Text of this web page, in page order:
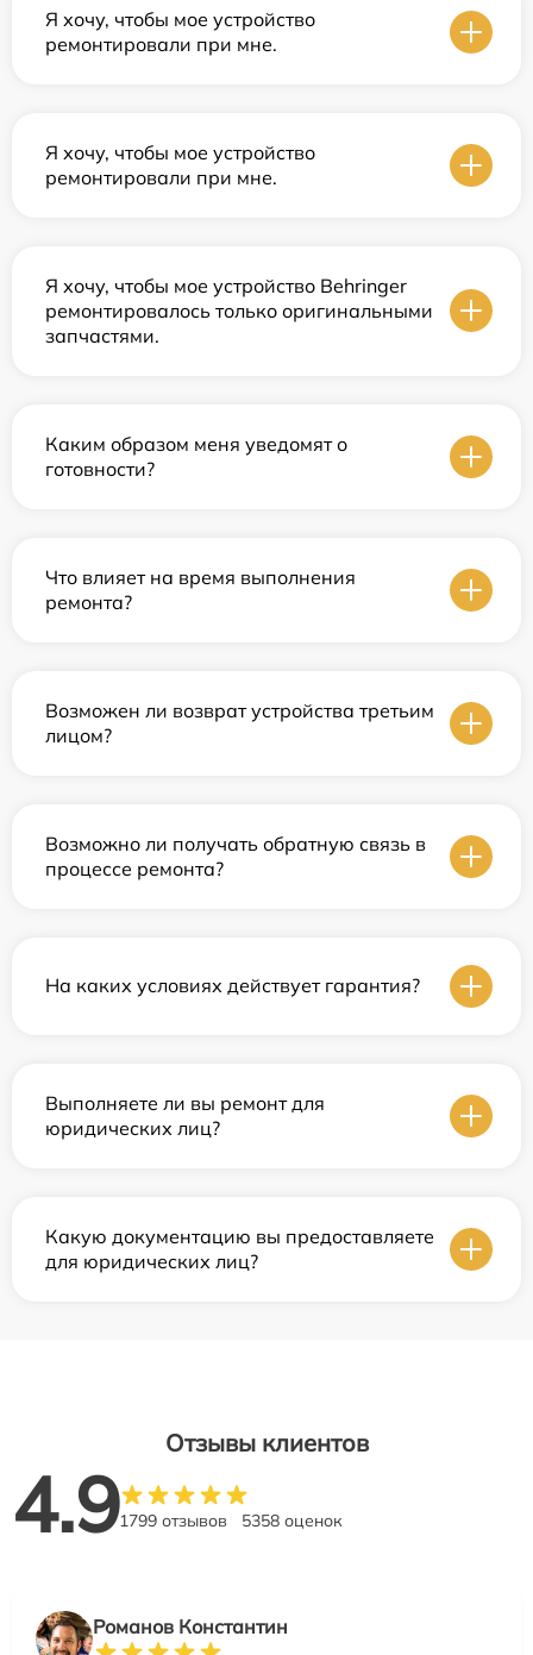
Я хочу, чтобы мое устройство
ремонтировали при мне.
Я хочу, чтобы мое устройство
ремонтировали при мне.
Я хочу, чтобы мое устройство Behringer
ремонтировалось только оригинальными
запчастями.
Каким образом меня уведомят о
готовности?
Что влияет на время выполнения
ремонта?
Возможен ли возврат устройства третьим
лицом?
Возможно ли получать обратную связь в
процессе ремонта?
На каких условиях действует гарантия?
Выполняете ли вы ремонт для
юридических лиц?
Какую документацию вы предоставляете
для юридических лиц?
Отзывы клиентов
4.91799 отзывов 5358 оценок
Романов Константин